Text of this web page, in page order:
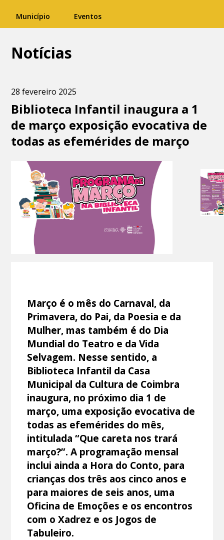
Município Eventos
Notícias
28 fevereiro 2025
Biblioteca Infantil inaugura a 1
de março exposição evocativa de
todas as efemérides de março
Março é o mês do Carnaval, da
Primavera, do Pai, da Poesia e da
Mulher, mas também é do Dia
Mundial do Teatro e da Vida
Selvagem. Nesse sentido, a
Biblioteca Infantil da Casa
Municipal da Cultura de Coimbra
inaugura, no próximo dia 1 de
março, uma exposição evocativa de
todas as efemérides do mês,
intitulada “Que careta nos trará
março?”. A programação mensal
inclui ainda a Hora do Conto, para
crianças dos três aos cinco anos e
para maiores de seis anos, uma
Oficina de Emoções e os encontros
com o Xadrez e os Jogos de
Tabuleiro.